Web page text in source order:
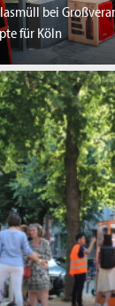
bei
für Köln